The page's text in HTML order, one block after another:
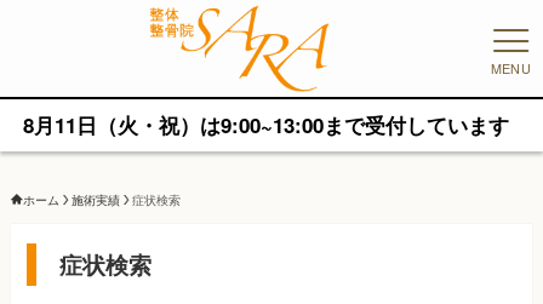
MENU
日（火・祝）は9:00~13:00まで受付しています
ホーム 施術実績 症状検索
症状検索